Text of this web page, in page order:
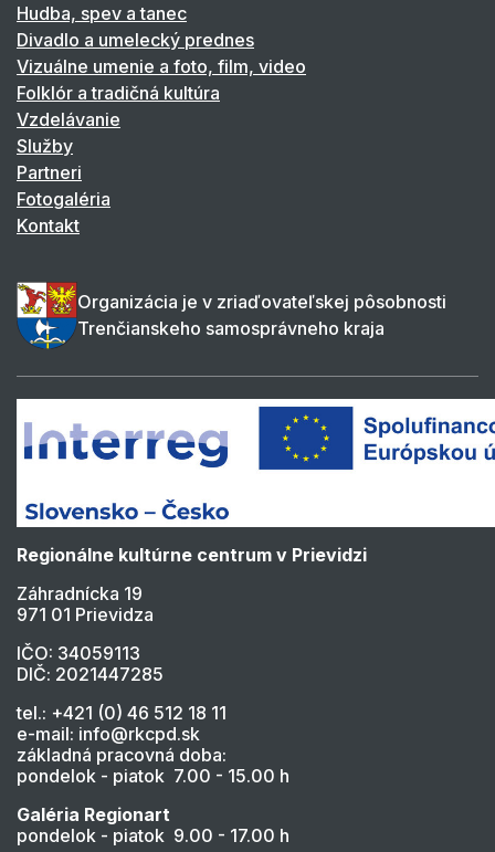
Hudba, spev a tanec
Divadlo a umelecký prednes
Vizuálne umenie a foto, film, video
Folklór a tradičná kultúra
Vzdelávanie
Služby
Partneri
Fotogaléria
Kontakt
Organizácia je v zriaďovateľskej pôsobnosti
Trenčianskeho samosprávneho kraja
Regionálne kultúrne centrum v Prievidzi
Záhradnícka 19
971 01 Prievidza
IČO: 34059113
DIČ: 2021447285
tel.: +421 (0) 46 512 18 11
e-mail: info@rkcpd.sk
základná pracovná doba:
pondelok - piatok 7.00 - 15.00 h
Galéria Regionart
pondelok - piatok 9.00 - 17.00 h